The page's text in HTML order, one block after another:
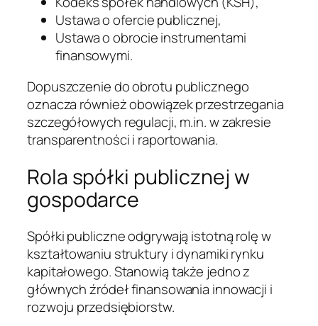
Ustawa o ofercie publicznej,
Ustawa o obrocie instrumentami
finansowymi.
Dopuszczenie do obrotu publicznego
oznacza również obowiązek przestrzegania
szczegółowych regulacji, m.in. w zakresie
transparentności i raportowania.
Rola spółki publicznej w
gospodarce
Spółki publiczne odgrywają istotną rolę w
kształtowaniu struktury i dynamiki rynku
kapitałowego. Stanowią także jedno z
głównych źródeł finansowania innowacji i
rozwoju przedsiębiorstw.